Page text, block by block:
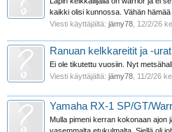
kaikki olisi kunnossa. Vähän hämää
Viesti käyttäjältä: jämy78 12/2/26
Ranuan kelkkareitit ja -urat
Ei ole tikutettu vuosiin. Nyt
Viesti käyttäjältä: jämy78 11/2/26
Yamaha RX-1 SP/GT/
Mulla pimeni kerran kokonaan ajon